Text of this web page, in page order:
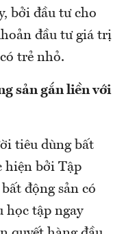
bởi đầu tư cho
đầu tư giá trị
trẻ nhỏ.
sản gắn liền với
tiêu dùng bất
hiện bởi Tập
động sản có
học tập ngay